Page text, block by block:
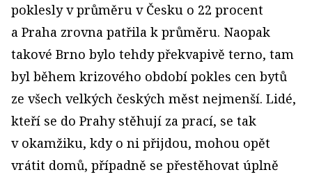
poklesly v průměru v Česku o 22 procent
a Praha zrovna patřila k průměru. Naopak
takové Brno bylo tehdy překvapivě terno, tam
byl během krizového období pokles cen bytů
ze všech velkých českých měst nejmenší. Lidé,
kteří se do Prahy stěhují za prací, se tak
v okamžiku, kdy o ni přijdou, mohou opět
vrátit domů, případně se přestěhovat úplně